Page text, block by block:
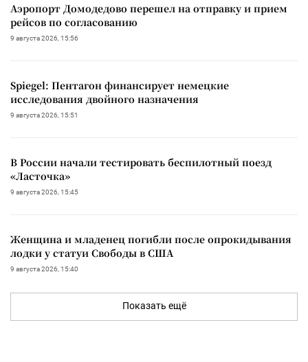
Аэропорт Домодедово перешел на отправку и прием
рейсов по согласованию
9 августа 2026, 15:56
Spiegel: Пентагон финансирует немецкие
исследования двойного назначения
9 августа 2026, 15:51
В России начали тестировать беспилотный поезд
«Ласточка»
9 августа 2026, 15:45
Женщина и младенец погибли после опрокидывания
лодки у статуи Свободы в США
9 августа 2026, 15:40
Показать ещё